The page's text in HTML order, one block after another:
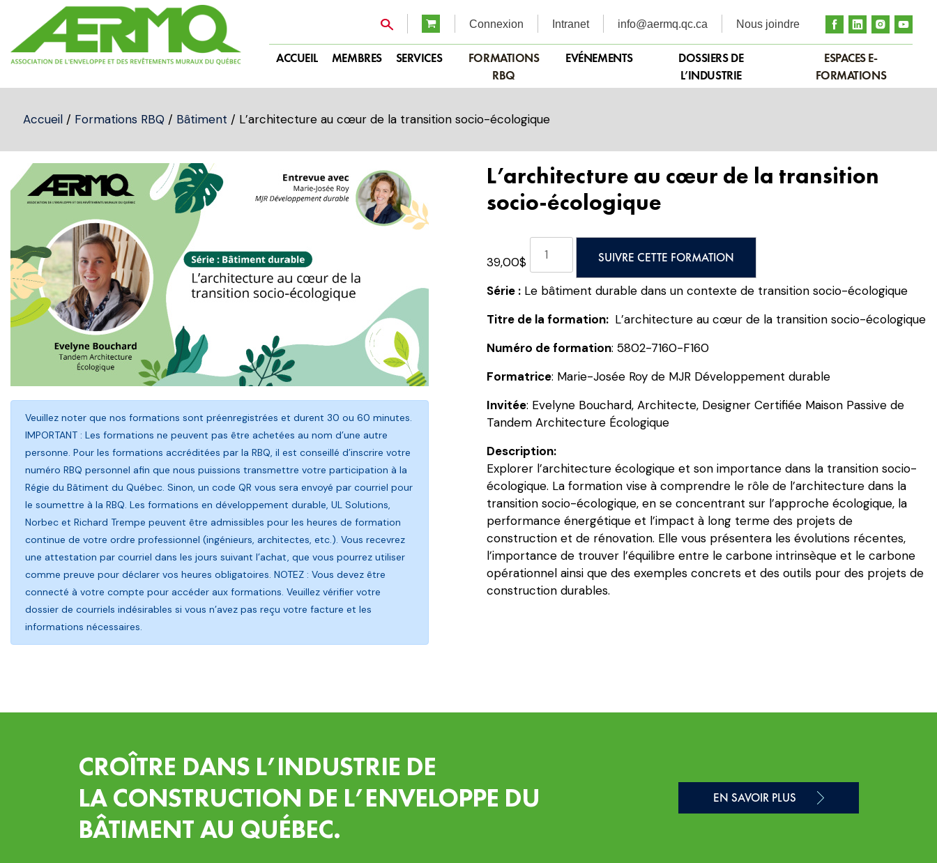
content
Connexion Intranet info@aermq.qc.ca Nous joindre
ACCUEIL MEMBRES SERVICES
FORMATIONS
RBQ
EVÉNEMENTS
DOSSIERS DE
L’INDUSTRIE
ESPACES E-
FORMATIONS
Accueil / Formations RBQ / Bâtiment / L’architecture au cœur de la transition socio-écologique
Veuillez noter que nos formations sont préenregistrées et durent 30 ou 60 minutes.
IMPORTANT : Les formations ne peuvent pas être achetées au nom d’une autre
personne. Pour les formations accréditées par la RBQ, il est conseillé d’inscrire votre
numéro RBQ personnel afin que nous puissions transmettre votre participation à la
Régie du Bâtiment du Québec. Sinon, un code QR vous sera envoyé par courriel pour
le soumettre à la RBQ. Les formations en développement durable, UL Solutions,
Norbec et Richard Trempe peuvent être admissibles pour les heures de formation
continue de votre ordre professionnel (ingénieurs, architectes, etc.). Vous recevrez
une attestation par courriel dans les jours suivant l’achat, que vous pourrez utiliser
comme preuve pour déclarer vos heures obligatoires. NOTEZ : Vous devez être
connecté à votre compte pour accéder aux formations. Veuillez vérifier votre
dossier de courriels indésirables si vous n’avez pas reçu votre facture et les
informations nécessaires.
L’architecture au cœur de la transition
socio-écologique
39,00$
L’architecture
au
cœur
la
socio-
écologique
SUIVRE CETTE FORMATION
Série : Le bâtiment durable dans un contexte de transition socio-écologique
Titre de la formation: L’architecture au cœur de la transition socio-écologique
Numéro de formation: 5802-7160-F160
Formatrice: Marie-Josée Roy de MJR Développement durable
Invitée: Evelyne Bouchard, Architecte, Designer Certifiée Maison Passive de
Tandem Architecture Écologique
Description:
Explorer l’architecture écologique et son importance dans la transition socio-
écologique. La formation vise à comprendre le rôle de l’architecture dans la
transition socio-écologique, en se concentrant sur l’approche écologique, la
performance énergétique et l’impact à long terme des projets de
construction et de rénovation. Elle vous présentera les évolutions récentes,
l’importance de trouver l’équilibre entre le carbone intrinsèque et le carbone
opérationnel ainsi que des exemples concrets et des outils pour des projets de
construction durables.
CROÎTRE DANS L’INDUSTRIE DE
LA CONSTRUCTION DE L’ENVELOPPE DU
BÂTIMENT AU QUÉBEC.
EN SAVOIR PLUS